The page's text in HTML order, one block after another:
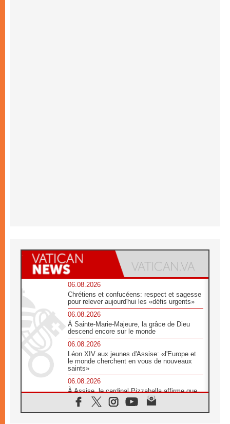
06.08.2026
Chrétiens et confucéens: respect et sagesse
pour relever aujourd'hui les «défis urgents»
06.08.2026
À Sainte-Marie-Majeure, la grâce de Dieu
descend encore sur le monde
06.08.2026
Léon XIV aux jeunes d'Assise: «l'Europe et
le monde cherchent en vous de nouveaux
saints»
06.08.2026
À Assise, le cardinal Pizzaballa affirme que
«les chrétiens veulent la paix»
06.08.2026